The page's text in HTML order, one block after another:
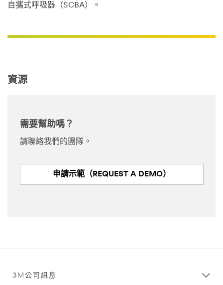
自攜式呼吸器（SCBA）。
資源
需要幫助嗎？
請聯絡我們的團隊。
申請示範（REQUEST A DEMO）
3M公司訊息